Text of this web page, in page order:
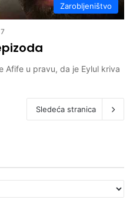
Zarobljeništvo
Afife u pravu, da je Eylul kriva
Sledeća stranica